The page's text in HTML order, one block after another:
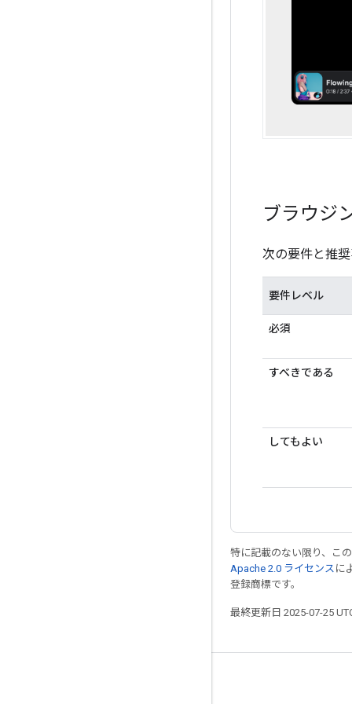
ブラウジ
次の要件と推
要件レベル
必須
すべきである
してもよい
特に記載のない限り、こ
Apache 2.0 ライセンス に
登録商標です。
最終更新日 2025-07-25